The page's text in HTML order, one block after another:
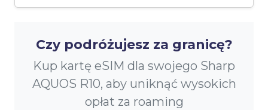
Czy podróżujesz za granicę?
Kup kartę eSIM dla swojego Sharp
AQUOS R10, aby uniknąć wysokich
opłat za roaming